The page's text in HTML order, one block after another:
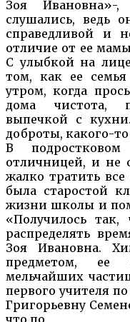
Зоя Ивановна»-
слушались, ведь
справедливой и
отличие от ее
С улыбкой на
том, как ее
утром, когда
дома чистота,
выпечкой с
доброты, какого-
В
отличницей, и не
жалко тратить
была старостой
жизни школы и
«Получилось так,
распределять
Зоя Ивановна.
предметом, ее
мельчайших
первого учителя
Григорьевну
что по